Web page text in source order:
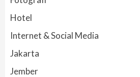
Hotel
Internet & Social Media
Jakarta
Jember